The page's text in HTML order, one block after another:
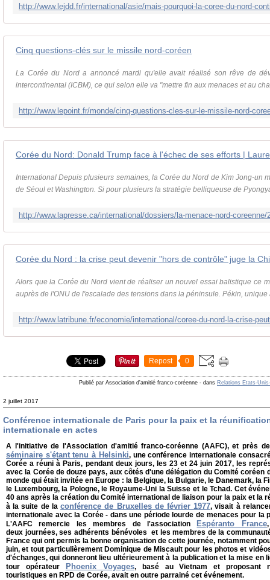
Cinq questions-clés sur le missile nord-coréen
La Corée du Nord a annoncé mardi qu'elle avait réalisé son rêve de
intercontinental (ICBM), ce qui selon elle va "mettre fin aux menaces et au
International Depuis plusieurs semaines, la Corée du Nord de Kim Jong-un
de Séoul et Washington. Si pour plusieurs la stratégie belliqueuse de
Corée du Nord : la crise peut devenir "hors de contrôle" juge la
Alors que la Corée du Nord vient de réaliser un nouvel essai balistique ce
auprès de l'ONU de l'escalade des tensions dans la péninsule. Pékin, unique
Repost 0
Publié par Association d'amitié franco-coréenne - dans Relations Etats-
2 juillet 2017
Conférence internationale de Paris pour la paix et la
internationale en actes
A l'initiative de l'Association d'amitié franco-coréenne (AAFC), et près
séminaire s'étant tenu à Helsinki, une conférence internationale
Corée a réuni à Paris, pendant deux jours, les 23 et 24 juin 2017, les
avec la Corée de douze pays, aux côtés d'une délégation du Comité coréen
monde qui était invitée en Europe : la Belgique, la Bulgarie, le Danemark, la
le Luxembourg, la Pologne, le Royaume-Uni la Suisse et le Tchad. Cet
40 ans après la création du Comité international de liaison pour la paix et la
à la suite de laconférence de Bruxelles de février 1977, visait à
internationale avec la Corée - dans une période lourde de menaces pour la
L'AAFC remercie les membres de l'association Espéranto France
deux journées, ses adhérents bénévoles et les membres de la
France qui ont permis la bonne organisation de cette journée, notamment
juin, et tout particulièrement Dominique de Miscault pour les photos et
d'échanges, qui donneront lieu ultérieurement à la publication et la mise en
tour opérateur Phoenix Voyages, basé au Vietnam et proposant
touristiques en RPD de Corée, avait en outre parrainé cet événement.